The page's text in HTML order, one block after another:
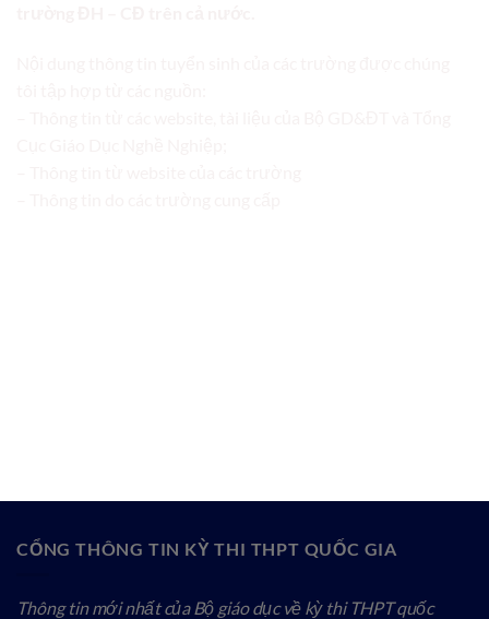
CỔNG THÔNG TIN KỲ THI THPT QUỐC GIA
Thông tin mới nhất của Bộ giáo dục về kỳ thi THPT quốc